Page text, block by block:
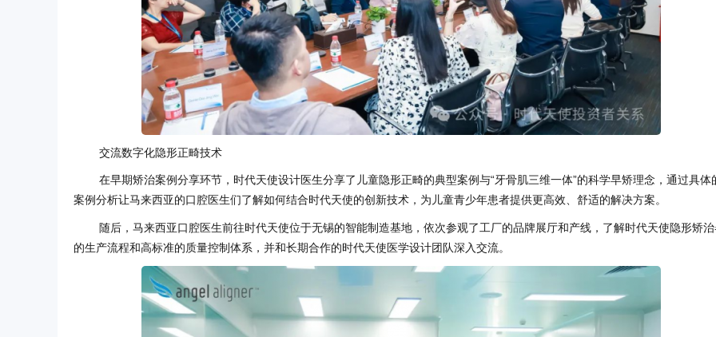
交流数字化隐形正畸技术
在早期矫治案例分享环节，时代天使设计医生分享了儿童隐形正畸的典型案例与“牙骨肌三维一体”的科学早矫理念，通过具体
案例分析让马来西亚的口腔医生们了解如何结合时代天使的创新技术，为儿童青少年患者提供更高效、舒适的解决方案。
随后，马来西亚口腔医生前往时代天使位于无锡的智能制造基地，依次参观了工厂的品牌展厅和产线，了解时代天使隐形矫
的生产流程和高标准的质量控制体系，并和长期合作的时代天使医学设计团队深入交流。